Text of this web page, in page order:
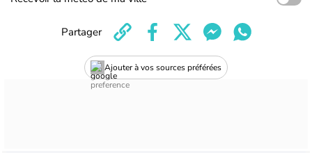
Ajouter à vos sources préférées
Partager